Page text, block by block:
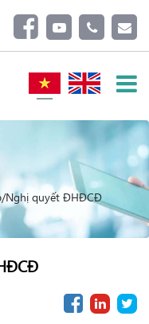
Nghị quyết ĐHĐCĐ